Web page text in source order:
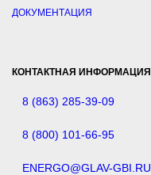
ДОКУМЕНТАЦИЯ
КОНТАКТНАЯ ИНФОРМАЦИЯ
8 (863) 285-39-09
8 (800) 101-66-95
ENERGO@GLAV-GBI.RU